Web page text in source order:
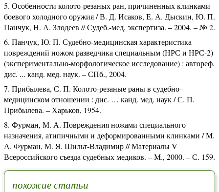
Особенности колото-резаных ран, причиненных клинками
боевого холодного оружия / В. Д. Исаков, Е. А. Дыскин, Ю. П.
Панчук, Н. А. Злодеев // Судеб.-мед. экспертиза. – 2004. – № 2.
Панчук, Ю. П. Судебно-медицинская характеристика
повреждений ножом разведчика специальным (НРС и НРС-2)
(экспериментально-морфологическое исследование) : автореф.
дис. ... канд. мед. наук. – СПб., 2004.
Прибылева, С. П. Колото-резаные раны в судебно-
медицинском отношении : дис. … канд. мед. наук / С. П.
Прибылева. – Харьков, 1954.
Фурман, М. А. Повреждения ножами специального
назначения, атипичными и деформированными клинками / М.
А. Фурман, М. Я. Шильт-Владимир // Материалы V
Всероссийского съезда судебных медиков. – М., 2000. – С. 159.
похожие статьи